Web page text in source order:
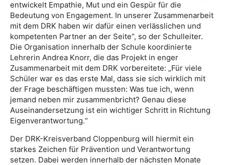
entwickelt Empathie, Mut und ein Gespür für die
Bedeutung von Engagement. In unserer Zusammenarbeit
mit dem DRK haben wir dafür einen verlässlichen und
kompetenten Partner an der Seite“, so der Schulleiter.
Die Organisation innerhalb der Schule koordinierte
Lehrerin Andrea Knorr, die das Projekt in enger
Zusammenarbeit mit dem DRK vorbereitete: „Für viele
Schüler war es das erste Mal, dass sie sich wirklich mit
der Frage beschäftigen mussten: Was tue ich, wenn
jemand neben mir zusammenbricht? Genau diese
Auseinandersetzung ist ein wichtiger Schritt in Richtung
Eigenverantwortung.“
Der DRK-Kreisverband Cloppenburg will hiermit ein
starkes Zeichen für Prävention und Verantwortung
setzen. Dabei werden innerhalb der nächsten Monate